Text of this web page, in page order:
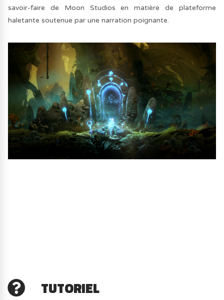
savoir-faire de Moon Studios en matière de plateforme
haletante soutenue par une narration poignante.
TUTORIEL